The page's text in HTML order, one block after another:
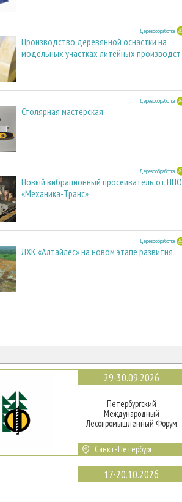
Деревообработка
Производство деревянной оснастки на
модельных участках литейных производст
Деревообработка
Столярная мастерская
Деревообработка
Новый вибрационный просеиватель от НПО
«Механика-Транс»
Деревообработка
ЛХК «Алтайлес» на новом этапе развития
29-30.09.2026
Петербургский
Международный
Лесопромышленный Форум
Санкт-Петербург
17-20.10.2026